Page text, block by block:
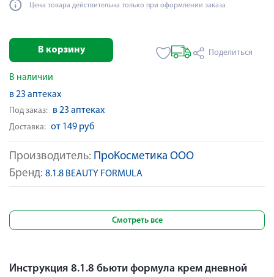
Производитель: ПроКосметика ООО
Бренд: 8.1.8 BEAUTY FORMULA
Цена товара действительна только при оформлении заказа
В корзину Поделиться
В наличии
в 23 аптеках
Под заказ: в 23 аптеках
Доставка: от 149 руб
Смотреть все
Инструкция 8.1.8 бьюти формула крем дневной